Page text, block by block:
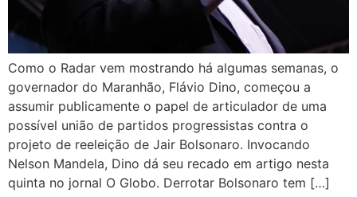
Como o Radar vem mostrando há algumas semanas, o
governador do Maranhão, Flávio Dino, começou a
assumir publicamente o papel de articulador de uma
possível união de partidos progressistas contra o
projeto de reeleição de Jair Bolsonaro. Invocando
Nelson Mandela, Dino dá seu recado em artigo nesta
quinta no jornal O Globo. Derrotar Bolsonaro tem […]